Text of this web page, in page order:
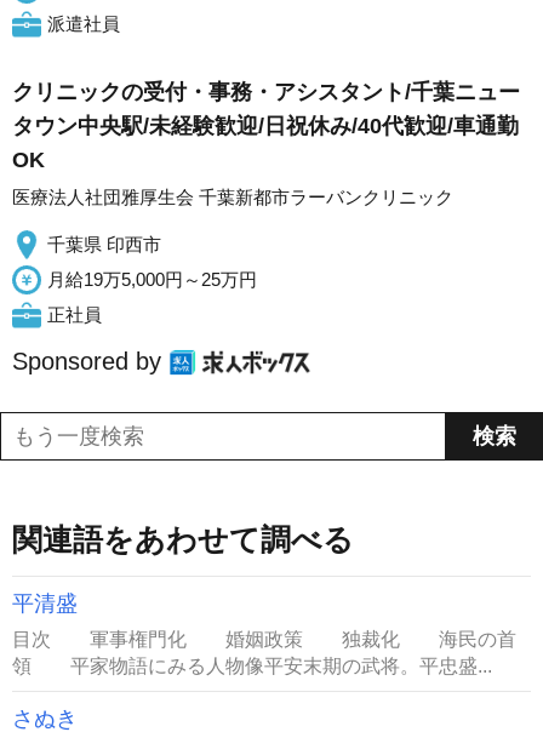
派遣社員
クリニックの受付・事務・アシスタント/千葉ニュー
タウン中央駅/未経験歓迎/日祝休み/40代歓迎/車通勤
OK
医療法人社団雅厚生会 千葉新都市ラーバンクリニック
千葉県 印西市
月給19万5,000円～25万円
正社員
Sponsored by
関連語をあわせて調べる
平清盛
目次 軍事権門化 婚姻政策 独裁化 海民の首
領 平家物語にみる人物像平安末期の武将。平忠盛...
さぬき